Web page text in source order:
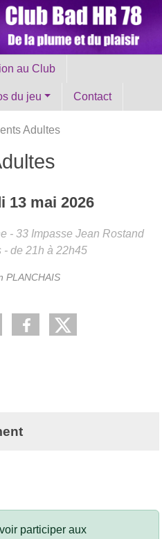
au Club
du jeu Contact
Adultes
13 mai 2026
- 33 Impasse Jean Rostand
- de 21h à 22h45
PLANCHAIS
participer aux